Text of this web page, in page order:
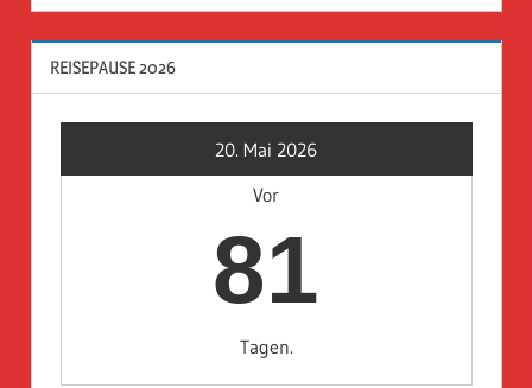
REISEPAUSE 2026
20. Mai 2026
Vor
81
Tagen.